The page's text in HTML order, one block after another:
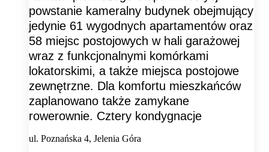
powstanie kameralny budynek obejmujący
jedynie 61 wygodnych apartamentów oraz
58 miejsc postojowych w hali garażowej
wraz z funkcjonalnymi komórkami
lokatorskimi, a także miejsca postojowe
zewnętrzne. Dla komfortu mieszkańców
zaplanowano także zamykane
rowerownie. Cztery kondygnacje
ul. Poznańska 4, Jelenia Góra